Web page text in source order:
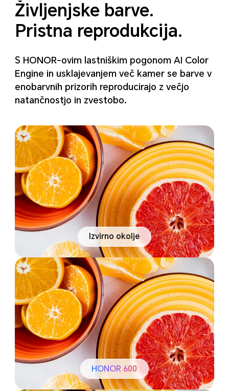
Življenjske barve.
Pristna reprodukcija.
S HONOR-ovim lastniškim pogonom AI Color
Engine in usklajevanjem več kamer se barve v
enobarvnih prizorih reproducirajo z večjo
natančnostjo in zvestobo.
Izvirno okolje
HONOR 600